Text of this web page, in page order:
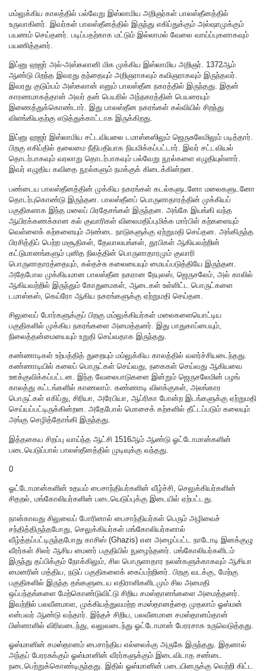
மம்லுக்கிய காலத்தில் பல்வேறு இஸ்லாமிய அறிஞர்கள் பாலஸ்தீனத்தில்
உருவாகினர். இவர்கள் பாலஸ்தீனத்தில் இருந்து எகிப்துக்கும் அல்ஷாமுக்கும்
பயணம் செய்தனர். படிப்பதற்காக மட்டும் இல்லாமல் வேலை வாய்ப்புகளாகவும்
பயணித்தனர்.
இப்னு ஹஜர் அல்-அஸ்கலானி மிக முக்கிய இஸ்லாமிய அறிஞர். 1372ஆம்
ஆண்டு பிறந்த இவரது தந்தையும் அறிஞராகவும் கவிஞராகவும் இருந்தவர்.
இவரது குடும்பம் அஸ்கலான் எனும் பாலஸ்தீன நகரத்தில் இருந்தது. இதன்
காரணமாகத்தான் அவர் தன் பெயரில் அந்நகரத்தின் பெயரையும்
இணைத்துக்கொண்டார். இது பாலஸ்தீன நகரங்கள் கல்வியில் சிறந்து
விளங்கியதற்கு எடுத்துக்காட்டாக இருக்கிறது.
இப்னு ஹஜர் இஸ்லாமிய சட்டவியலை டமாஸ்கஸிலும் ஜெருசுலேமிலும் படித்தார்.
பிறகு எகிப்தில் தலைமை நீதிபதியாக நியமிக்கப்பட்டார். இவர் சட்டவியல்
தொடர்பாகவும் வரலாறு தொடர்பாகவும் பல்வேறு நூல்களை எழுதியுள்ளார்.
இவர் எழுதிய கவிதை நூல்களும் நமக்குக் கிடைக்கின்றன.
பண்டைய பாலஸ்தீனத்தின் முக்கிய நகரங்கள் கடல்களுடனோ மலைகளுடனோ
தொடர்புகொண்டு இருந்தன. பாலஸ்தீனப் பொருளாதாரத்தின் முக்கியப்
பகுதிகளாக இந்த மலைப் பிரதேசங்கள் இருந்தன. அங்கே இயங்கி வந்த
ஆயிரக்கணக்கான கல் குவாரிகள் விலைமதிப்புமிக்க மார்பிள் கற்களையும்
வெள்ளைக் கற்களையும் அண்டை நாடுகளுக்கு ஏற்றுமதி செய்தன. அங்கிருந்த
பிரசித்திப் பெற்ற மசூதிகள், தேவாலயங்கள், தூபிகள் ஆகியவற்றின்
கட்டுமானங்களும் புனித நிலத்தின் பொருளாதாரமும் குவாரி
பொருளாதாரத்தையும், கல்தச்சு கலையையும் மையப்படுத்தியே இருந்தன.
அதேபோல முக்கியமான பாலஸ்தீன நகரான நேபுலஸ், ஜெருசலேம், அல் காலில்
ஆகியவற்றில் இருந்தும் கோதுமைகள், ஆடைகள் உள்ளிட்ட பொருட்களை
டமாஸ்கஸ், கெய்ரோ ஆகிய நகரங்களுக்கு ஏற்றுமதி செய்தன.
சிலுவைப் போர்களுக்குப் பிறகு மம்லுக்கியர்கள் மலைகளையொட்டிய
பகுதிகளில் முக்கிய நகரங்களை அமைத்தனர். இது பாதுகாப்பையும்,
நிலைத்தன்மையையும் உறுதி செய்வதாக இருந்தது.
கண்ணாடிகள் உற்பத்தித் துறையும் மம்லுக்கிய காலத்தில் வளர்ச்சியடைந்தது.
கண்ணாடியில் கலைப் பொருட்கள் செய்வது, நகைகள் செய்வது ஆகியவை
ஊக்குவிக்கப்பட்டன. இந்த வேலைபாடுகளை இன்றும் ஜெருசலேமின் பழங்
காலத்து கட்டங்களில் காணலாம். கண்ணாடி விளக்குகள், அலங்கார
பொருட்கள் எகிப்து, சிரியா, அரேபியா, ஆப்ரிகா போன்ற இடங்களுக்கு ஏற்றுமதி
செய்யப்பட்டிருக்கின்றன. அதேபோல் மொசைக் கற்களில் தீட்டப்படும் கலையும்
அங்கு செழித்தோங்கி இருந்தது.
இத்தகைய சிறப்பு வாய்ந்த ஆட்சி 1516ஆம் ஆண்டு ஓட்டோமான்களின்
படையெடுப்பால் பாலஸ்தீனத்தில் முடிவுக்கு வந்தது.
0
ஓட்டோமான்களின் உதயம் பைசாந்தியர்களின் வீழ்ச்சி, செலுக்கியர்களின்
சிதறல், மங்கோலியர்களின் படையெடுப்புக்கு இடையில் ஏற்பட்டது.
நான்காவது சிலுவைப் போரினால் பைசாந்தியர்கள் பெரும் அழிவைச்
சந்தித்திருந்தபோது, செலுக்கியர்கள் மங்கோலியர்களால்
வீழ்த்தப்பட்டிருந்தபோது காசிஸ் (Ghazis) என அழைப்பட்ட நாடோடி இனக்குழு
வீரர்கள் சிலர் ஆசிய மைனர் பகுதியில் நுழைந்தனர். மங்கோலியர்களிடம்
இருந்து தப்பிக்கும் நோக்கிலும், சில பொருளாதார நலன்களுக்காகவும் ஆசியா
மைனரின் மத்திய, நடுப் பகுதிகளைக் கைப்பற்றினர். பிறகு வடக்கு, மேற்கு
பகுதிகளில் இருந்த தங்களுடைய எதிராளிகளிடமும் சில அமைதி
ஒப்பந்தங்களை மேற்கொண்டுவிட்டு சிறிய சமஸ்தானங்களை அமைத்தனர்.
இவற்றில் பலவீனமாள, முக்கியத்துவமற்ற சமஸ்தானத்தை முதலாம் ஓஸ்மன்
என்பவர் ஆண்டு வந்தார். இந்தச் சிறிய, பலவீனமான சமஸ்தானம்தான்
பின்னாளில் விரிவடைந்து, வலுவடைந்து ஓட்டோமான் பேரரசாக உருவெடுத்தது.
ஓஸ்மானின் சமஸ்தானம் பைசாந்திய எல்லைக்கு அருகே இருந்தது. இதனால்
அந்தப் பேரரசுக்கும் ஓஸ்மானின் வீரர்களுக்கும் இடைவிடாத சண்டை
நடைபெற்றுக்கொண்டிருந்தது. இதில் ஓஸ்மானின் படையினருக்கு வெற்றி கிட்ட